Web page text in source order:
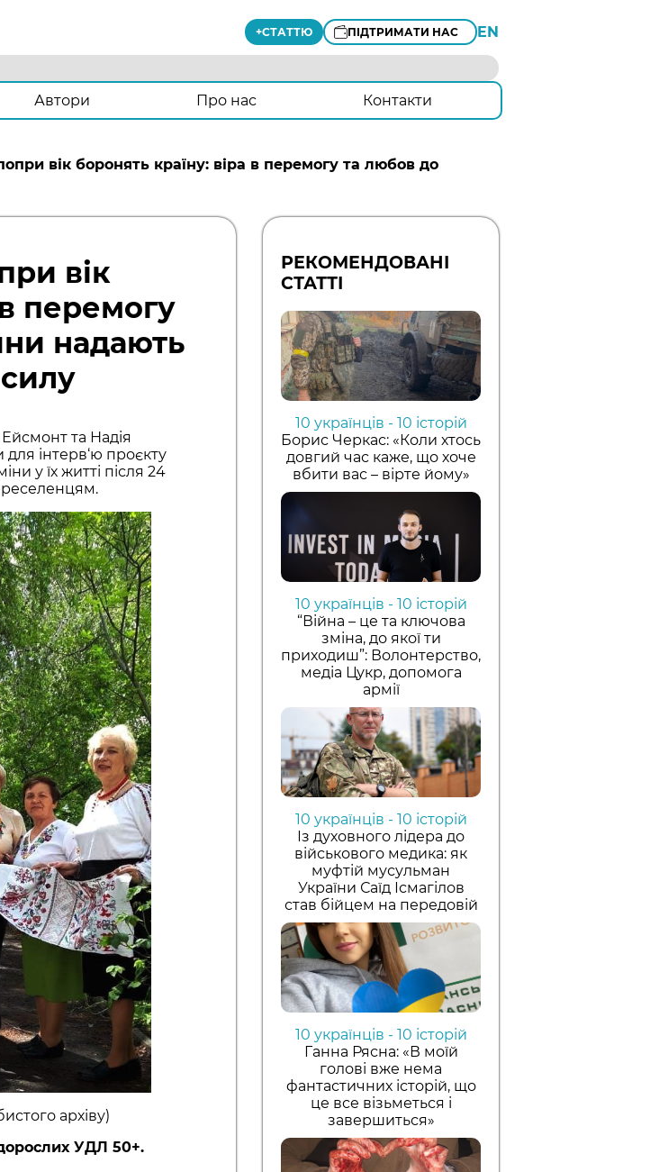
+СТАТТЮ ПІДТРИМАТИ НАС EN
Автори Про нас Контакти
вік боронять країну: віра в перемогу та любов до
вік
перемогу
надають
та Надія
для інтерв‘ю проєкту
у їх житті після 24
архіву)
УДЛ 50+.
РЕКОМЕНДОВАНІ
СТАТТІ
10 українців - 10 історій
Борис Черкас: «Коли хтось
довгий час каже, що хоче
вбити вас – вірте йому»
10 українців - 10 історій
“Війна – це та ключова
зміна, до якої ти
приходиш”: Волонтерство,
медіа Цукр, допомога
армії
10 українців - 10 історій
Із духовного лідера до
військового медика: як
муфтій мусульман
України Саїд Ісмагілов
став бійцем на передовій
10 українців - 10 історій
Ганна Рясна: «В моїй
голові вже нема
фантастичних історій, що
це все візьметься і
завершиться»